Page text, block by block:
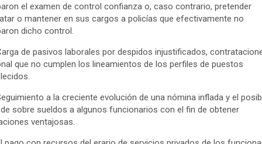
el examen de control confianza o, caso contrario, pretender
o mantener en sus cargos a policías que efectivamente no
dicho control.
de pasivos laborales por despidos injustificados,
que no cumplen los lineamientos de los perfiles de puestos
a la creciente evolución de una nómina inflada y el
sobre sueldos a algunos funcionarios con el fin de obtener
ventajosas.